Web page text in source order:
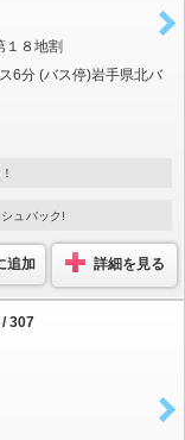
１８地割
6分 (バス停)岩手県北バ
ュバック!
追加 詳細を見る
/ 307